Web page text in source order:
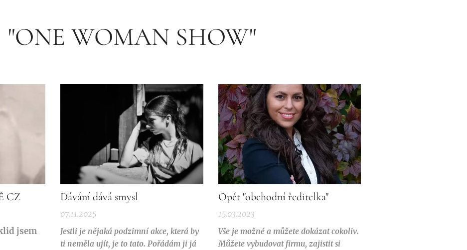
"ONE WOMAN SHOW"
CZ
jsem
Dávání dává smysl
07.11.2025
Jestli je nějaká podzimní akce, která by
ti neměla ujít, je to tato. Pořádám ji já
Opět "obchodní ředitelka"
15.03.2023
Vše je možné a můžete dokázat cokoliv.
Můžete vybudovat firmu, zajistit si